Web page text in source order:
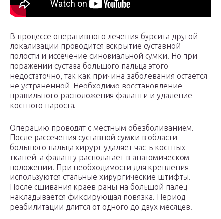
В процессе оперативного лечения бурсита другой
локализации проводится вскрытие суставной
полости и иссечение синовиальной сумки. Но при
поражении сустава большого пальца этого
недостаточно, так как причина заболевания остается
не устраненной. Необходимо восстановление
правильного расположения фаланги и удаление
костного нароста.
Операцию проводят с местным обезболиванием.
После рассечения суставной сумки в области
большого пальца хирург удаляет часть костных
тканей, а фалангу располагает в анатомическом
положении. При необходимости для крепления
используются стальные хирургические штифты.
После сшивания краев раны на большой палец
накладывается фиксирующая повязка. Период
реабилитации длится от одного до двух месяцев.